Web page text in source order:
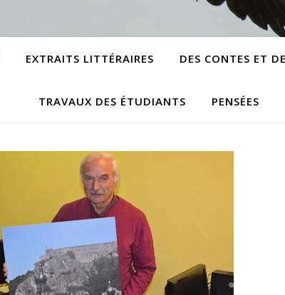
EXTRAITS LITTÉRAIRES DES CONTES ET
TRAVAUX DES ÉTUDIANTS PENSÉES